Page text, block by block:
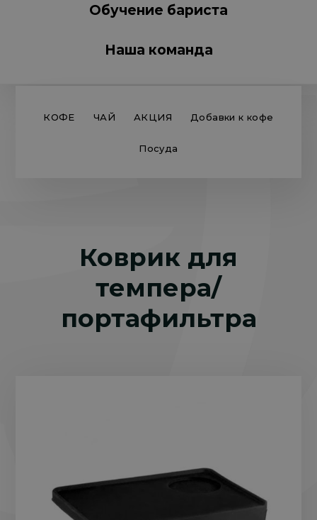
Обучение бариста
Наша команда
КОФЕ ЧАЙ АКЦИЯ Добавки к кофе
Посуда
Коврик для
темпера/
портафильтра